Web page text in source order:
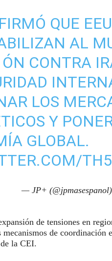
QUE
AL
CONTRA
LOS
Y
GLOBAL.
— JP+ (@jpmasespanol)
de tensiones en
de coordinación
la CEI.